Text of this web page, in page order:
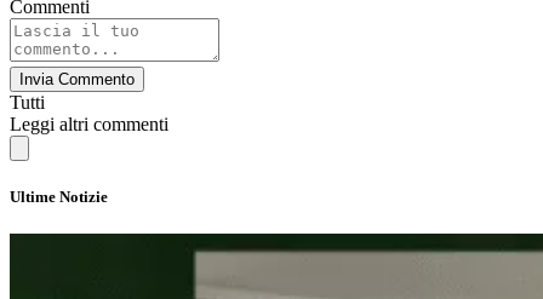
Commenti
Invia Commento
Tutti
Leggi altri commenti
Ultime Notizie